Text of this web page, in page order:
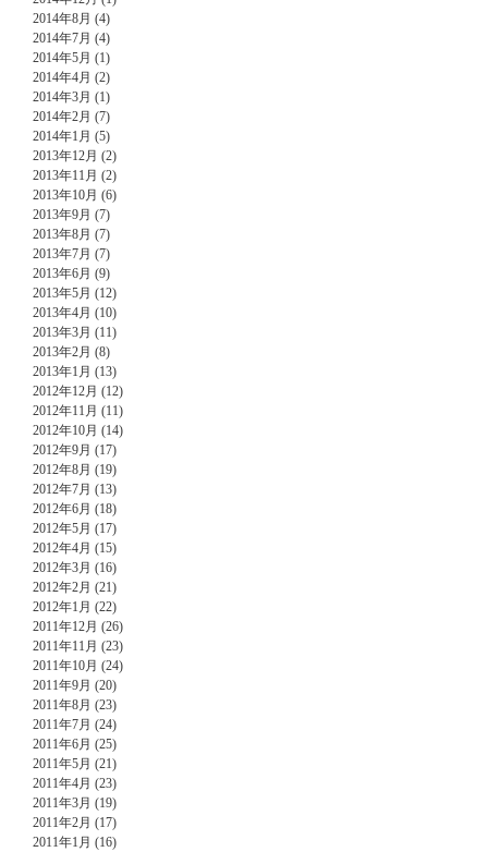
2014年8月 (4)
2014年7月 (4)
2014年5月 (1)
2014年4月 (2)
2014年3月 (1)
2014年2月 (7)
2014年1月 (5)
2013年12月 (2)
2013年11月 (2)
2013年10月 (6)
2013年9月 (7)
2013年8月 (7)
2013年7月 (7)
2013年6月 (9)
2013年5月 (12)
2013年4月 (10)
2013年3月 (11)
2013年2月 (8)
2013年1月 (13)
2012年12月 (12)
2012年11月 (11)
2012年10月 (14)
2012年9月 (17)
2012年8月 (19)
2012年7月 (13)
2012年6月 (18)
2012年5月 (17)
2012年4月 (15)
2012年3月 (16)
2012年2月 (21)
2012年1月 (22)
2011年12月 (26)
2011年11月 (23)
2011年10月 (24)
2011年9月 (20)
2011年8月 (23)
2011年7月 (24)
2011年6月 (25)
2011年5月 (21)
2011年4月 (23)
2011年3月 (19)
2011年2月 (17)
2011年1月 (16)